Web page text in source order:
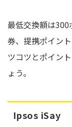
最低交換額は300
券、提携ポイン
ツコツとポイン
ょう。
Ipsos iSay